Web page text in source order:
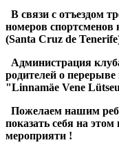
В связи с отъездом
номеров
(Santa Cruz de
Администрация
родителей о
"Linnamäe Vene
Пожелаем нашим
показать себя на
мероприяти !